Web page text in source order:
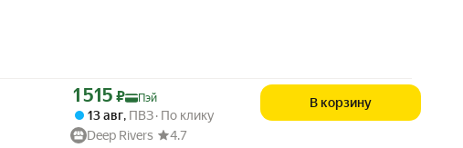
Цена с картой Яндекс Пэй 1515 ₽ вместо
1 515 ₽ Пэй
13 авг, ПВЗ По клику
Deep Rivers
4.7
В корзину